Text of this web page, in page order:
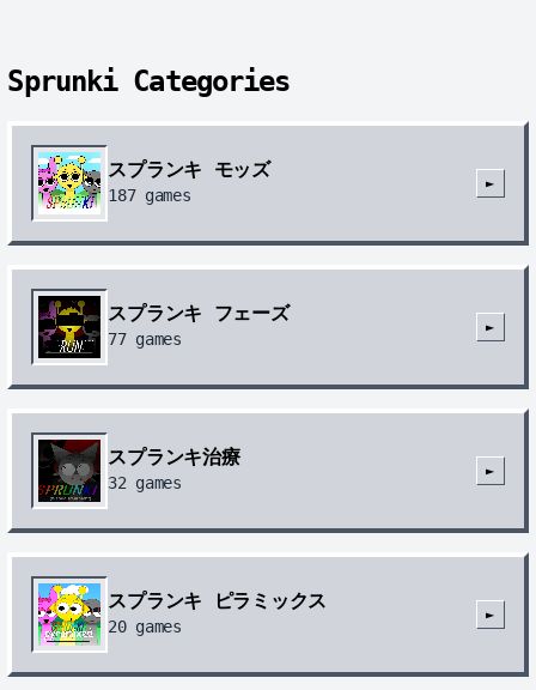
Sprunki Categories
スプランキ モッズ
187games
►
スプランキ フェーズ
77games
►
スプランキ治療
32games
►
スプランキ ピラミックス
20games
►